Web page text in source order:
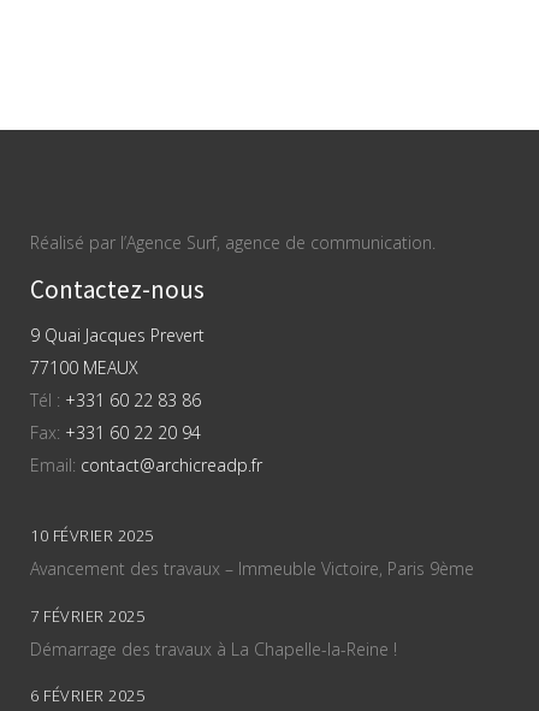
Réalisé par l’Agence Surf, agence de communication.
Contactez-nous
9 Quai Jacques Prevert
77100 MEAUX
Tél : +331 60 22 83 86
Fax: +331 60 22 20 94
Email: contact@archicreadp.fr
10 FÉVRIER 2025
Avancement des travaux – Immeuble Victoire, Paris 9ème
7 FÉVRIER 2025
Démarrage des travaux à La Chapelle-la-Reine !
6 FÉVRIER 2025